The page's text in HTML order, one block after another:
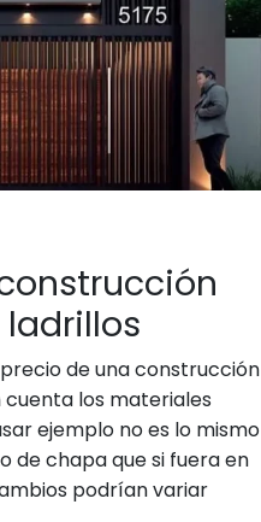
de una construcción
los materiales
ejemplo no es lo mismo
de chapa que si fuera en
podrían variar